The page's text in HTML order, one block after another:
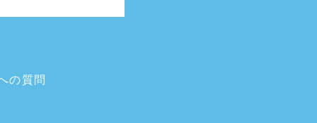
の質問